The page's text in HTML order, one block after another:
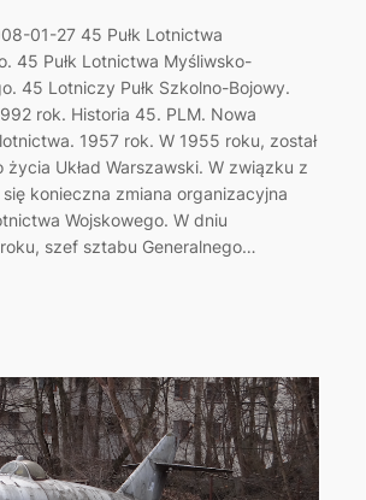
01-27 45 Pułk Lotnictwa
45 Pułk Lotnictwa Myśliwsko-
45 Lotniczy Pułk Szkolno-Bojowy.
rok. Historia 45. PLM. Nowa
1957 rok. W 1955 roku, został
życia Układ Warszawski. W związku z
się konieczna zmiana organizacyjna
Wojskowego. W dniu
szef sztabu Generalnego…